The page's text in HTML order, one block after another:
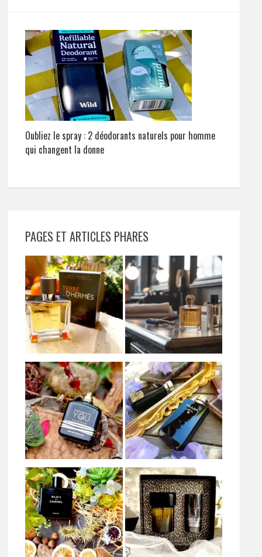
Oubliez le spray : 2 déodorants naturels pour homme
qui changent la donne
PAGES ET ARTICLES PHARES